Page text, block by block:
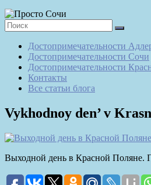
Достопримечательности
Достопримечательности Сочи
Достопримечательности
Контакты
Все статьи блога
Vykhodnoy den’ v
Выходной день в Красной Поляне.